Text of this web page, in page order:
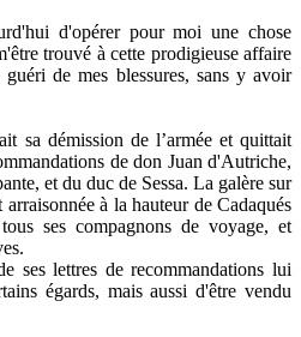
d'opérer pour moi une chose
trouvé à cette prodigieuse affaire
de mes blessures, sans y avoir
sa démission de l’armée et quittait
de don Juan d'Autriche,
et du duc de Sessa. La galère sur
à la hauteur de Cadaqués
ses compagnons de voyage, et
ses lettres de recommandations lui
égards, mais aussi d'être vendu